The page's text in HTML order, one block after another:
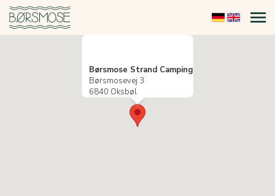
Børsmose Strand Camping
Børsmosevej 3
6840 Oksbøl